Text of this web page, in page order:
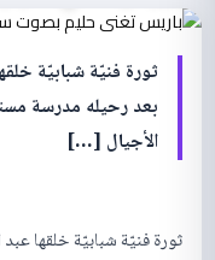
ثورة فنيّة شبابيّة
بعد رحيله مدرسة
الأجيال […]
ثورة فنيّة شبابيّة خلقها